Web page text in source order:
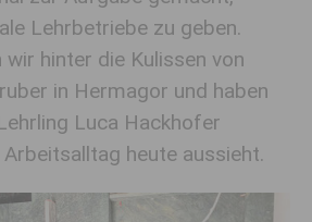
Lehrbetriebe zu geben.
wir hinter die Kulissen von
in Hermagor und haben
Luca Hackhofer
heute aussieht.